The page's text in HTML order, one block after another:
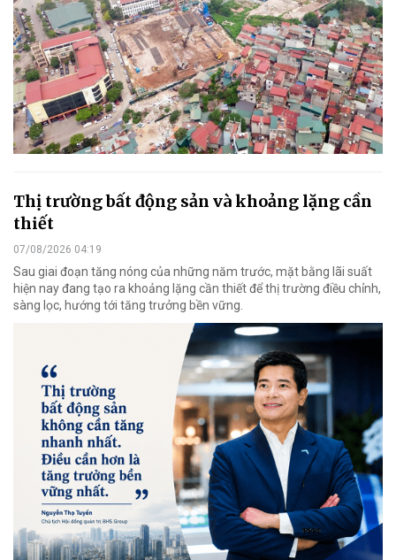
Thị trường bất động sản và khoảng lặng cần
thiết
07/08/2026 04:19
Sau giai đoạn tăng nóng của những năm trước, mặt bằng lãi suất
hiện nay đang tạo ra khoảng lặng cần thiết để thị trường điều chỉnh,
sàng lọc, hướng tới tăng trưởng bền vững.